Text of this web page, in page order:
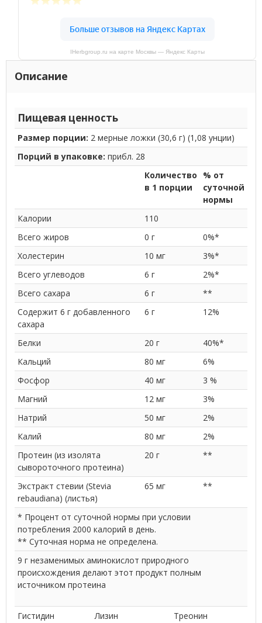
IHerbgroup.ru на карте Москвы — Яндекс Карты
Описание
Пищевая ценность
Размер порции: 2 мерные ложки (30,6 г) (1,08 унции)
Порций в упаковке: прибл. 28
Количество
в 1 порции
% от
суточной
нормы
Калории
110
Всего жиров
0 г
0%*
Холестерин
10 мг
3%*
Всего углеводов
6 г
2%*
Всего сахара
6 г
**
Содержит 6 г добавленного
сахара
6 г 12%
Белки 20 г
40%*
Кальций
80 мг
6%
Фосфор
40 мг
3 %
Магний
12 мг
3%
Натрий
50 мг
2%
Калий
80 мг
2%
Протеин (из изолята
сывороточного протеина)
20 г **
Экстракт стевии (Stevia
rebaudiana) (листья)
65 мг **
* Процент от суточной нормы при условии
потребления 2000 калорий в день.
** Суточная норма не определена.
9 г незаменимых аминокислот природного
происхождения делают этот продукт полным
источником протеина
Гистидин Лизин Треонин